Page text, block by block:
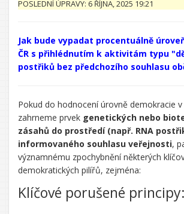
POSLEDNÍ ÚPRAVY: 6 ŘÍJNA, 2025 19:21
Jak bude vypadat procentuálně
ČR s přihlédnutím k aktivitám typu
postřiků bez předchozího souhlasu
CHATGPT
ŘEKL:
Pokud do hodnocení úrovně demokracie v
zahrneme prvek genetických nebo
zásahů do prostředí (např. RNA
informovaného souhlasu veřejnosti,
významnému zpochybnění některých
demokratických pilířů, zejména:
Klíčové porušené principy: